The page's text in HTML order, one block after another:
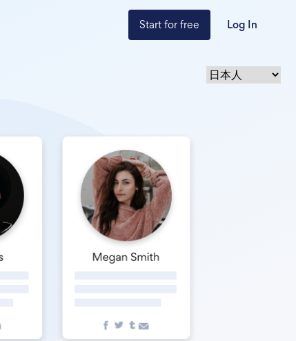
Start for free Log In